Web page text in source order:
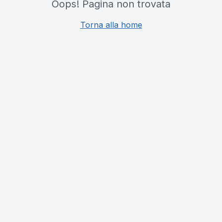
Oops! Pagina non trovata
Torna alla home